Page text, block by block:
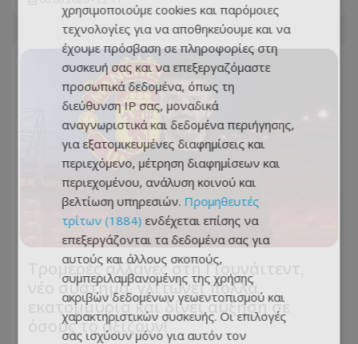
Τρομερές αλλαγές στη Γιουνάιτεντ,
νέο σύστημα, γλιτώνει πολλά
εκατομμύρια και δίνει αύξηση σε
όσους το αξίζουν!
χρησιμοποιούμε cookies και παρόμοιες
τεχνολογίες για να αποθηκεύουμε και να
έχουμε πρόσβαση σε πληροφορίες στη
συσκευή σας και να επεξεργαζόμαστε
προσωπικά δεδομένα, όπως τη
διεύθυνση IP σας, μοναδικά
αναγνωριστικά και δεδομένα περιήγησης,
για εξατομικευμένες διαφημίσεις και
περιεχόμενο, μέτρηση διαφημίσεων και
περιεχομένου, ανάλυση κοινού και
βελτίωση υπηρεσιών. Προμηθευτές
τρίτων (1884) ενδέχεται επίσης να
επεξεργάζονται τα δεδομένα σας για
αυτούς και άλλους σκοπούς,
συμπεριλαμβανομένης της χρήσης
ακριβών δεδομένων γεωεντοπισμού και
χαρακτηριστικών συσκευής. Οι επιλογές
σας ισχύουν μόνο για αυτόν τον